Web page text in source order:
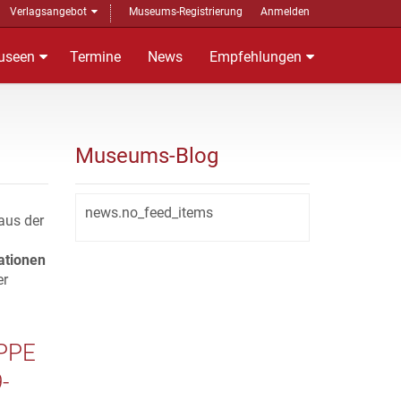
Verlagsangebot Museums-Registrierung Anmelden
Termine News Empfehlungen
der
Museums-Blog
news.no_feed_items